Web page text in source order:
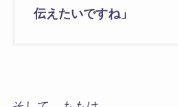
伝えたいですね」